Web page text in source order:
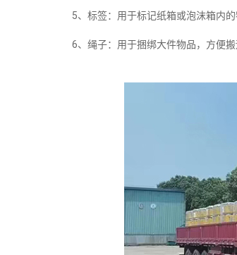
5、标签：用于标记纸箱或泡沫箱内的
6、绳子：用于捆绑大件物品，方便搬